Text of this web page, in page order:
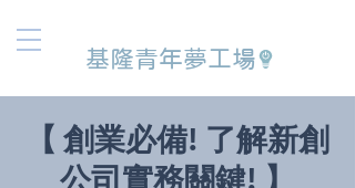
基隆青年夢工場
【 創業必備! 了解新創
公司實務關鍵! 】